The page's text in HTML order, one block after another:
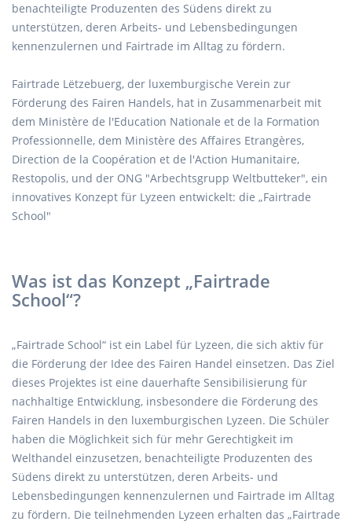
benachteiligte Produzenten des Südens direkt zu
unterstützen, deren Arbeits- und Lebensbedingungen
kennenzulernen und Fairtrade im Alltag zu fördern.
Fairtrade Lëtzebuerg, der luxemburgische Verein zur
Förderung des Fairen Handels, hat in Zusammenarbeit mit
dem Ministère de l'Education Nationale et de la Formation
Professionnelle, dem Ministère des Affaires Etrangères,
Direction de la Coopération et de l'Action Humanitaire,
Restopolis, und der ONG "Arbechtsgrupp Weltbutteker", ein
innovatives Konzept für Lyzeen entwickelt: die „Fairtrade
School"
Was ist das Konzept „Fairtrade
School“?
„Fairtrade School“ ist ein Label für Lyzeen, die sich aktiv für
die Förderung der Idee des Fairen Handel einsetzen. Das Ziel
dieses Projektes ist eine dauerhafte Sensibilisierung für
nachhaltige Entwicklung, insbesondere die Förderung des
Fairen Handels in den luxemburgischen Lyzeen. Die Schüler
haben die Möglichkeit sich für mehr Gerechtigkeit im
Welthandel einzusetzen, benachteiligte Produzenten des
Südens direkt zu unterstützen, deren Arbeits- und
Lebensbedingungen kennenzulernen und Fairtrade im Alltag
zu fördern. Die teilnehmenden Lyzeen erhalten das „Fairtrade